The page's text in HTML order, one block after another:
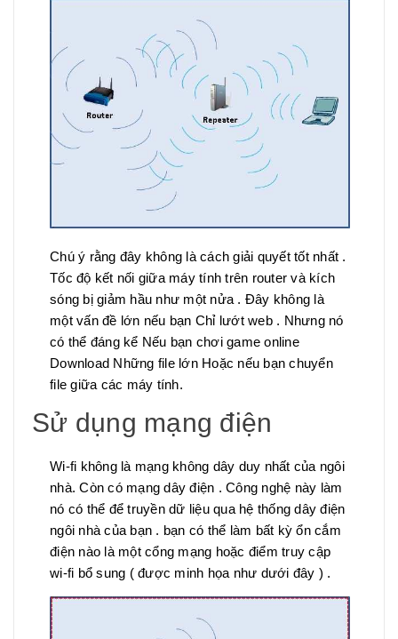
Chú ý rằng đây không là cách giải quyết tốt nhất .
Tốc độ kết nối giữa máy tính trên router và kích
sóng bị giảm hầu như một nửa . Đây không là
một vấn đề lớn nếu bạn Chỉ lướt web . Nhưng nó
có thể đáng kể Nếu bạn chơi game online
Download Những file lớn Hoặc nếu bạn chuyển
file giữa các máy tính.
Sử dụng mạng điện
Wi-fi không là mạng không dây duy nhất của ngôi
nhà. Còn có mạng dây điện . Công nghệ này làm
nó có thể để truyền dữ liệu qua hệ thống dây điện
ngôi nhà của bạn . bạn có thể làm bất kỳ ổn cắm
điện nào là một cổng mạng hoặc điểm truy cập
wi-fi bổ sung ( được minh họa như dưới đây ) .